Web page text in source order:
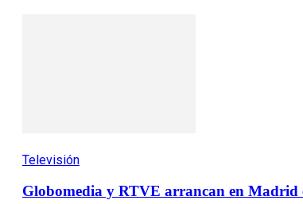
Televisión
Globomedia y RTVE arrancan en Madrid